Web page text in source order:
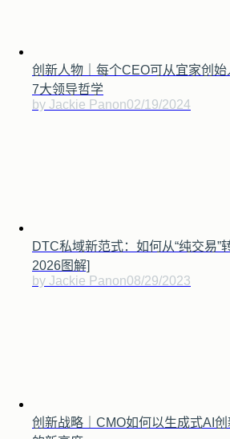
创新人物｜每个CEO可从宜家创
7大领导哲学
by Jackie Panon02/19/2024
DTC私域新范式：如何从“纯交易”
2026图解]
by Jackie Panon08/29/2023
创新战略｜CMO如何以生成式AI